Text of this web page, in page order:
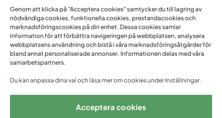
Vi finns i flera länder
Genom att klicka på "Acceptera cookies" samtycker du till lagring av
nödvändiga cookies, funktionella cookies, prestandacookies och
marknadsföringscookies på din enhet. Dessa cookies samlar
information för att förbättra navigeringen på webbplatsen, analysera
webbplatsens användning och bistå i våra marknadsföringsåtgärder för
bland annat personaliserade annonser. Informationen delas med våra
samarbetspartners.
Du kan anpassa dina val och läsa mer om cookies under Inställningar.
Acceptera cookies